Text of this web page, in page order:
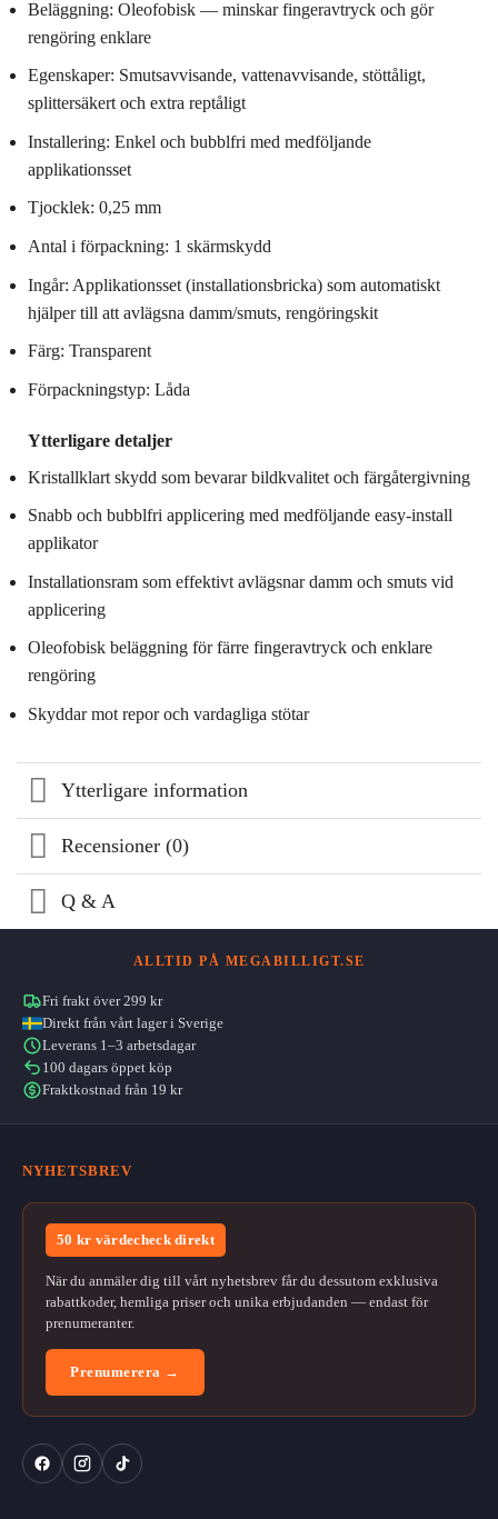
Beläggning: Oleofobisk — minskar fingeravtryck och gör
rengöring enklare
Egenskaper: Smutsavvisande, vattenavvisande, stöttåligt,
splittersäkert och extra reptåligt
Installering: Enkel och bubblfri med medföljande
applikationsset
Tjocklek: 0,25 mm
Antal i förpackning: 1 skärmskydd
Ingår: Applikationsset (installationsbricka) som automatiskt
hjälper till att avlägsna damm/smuts, rengöringskit
Färg: Transparent
Förpackningstyp: Låda
Ytterligare detaljer
Kristallklart skydd som bevarar bildkvalitet och färgåtergivning
Snabb och bubblfri applicering med medföljande easy-install
applikator
Installationsram som effektivt avlägsnar damm och smuts vid
applicering
Oleofobisk beläggning för färre fingeravtryck och enklare
rengöring
Skyddar mot repor och vardagliga stötar
Ytterligare information
Recensioner (0)
Q & A
ALLTID PÅ MEGABILLIGT.SE
Fri frakt över 299 kr
Direkt från vårt lager i Sverige
Leverans 1–3 arbetsdagar
100 dagars öppet köp
Fraktkostnad från 19 kr
NYHETSBREV
50 kr värdecheck direkt
När du anmäler dig till vårt nyhetsbrev får du dessutom exklusiva
rabattkoder, hemliga priser och unika erbjudanden — endast för
prenumeranter.
Prenumerera →